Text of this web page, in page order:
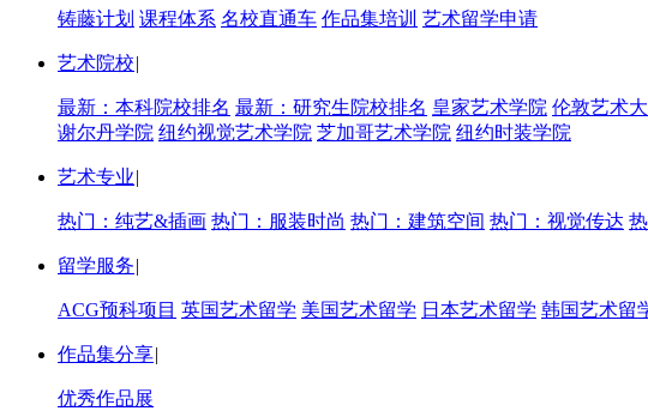
铸藤计划 课程体系 名校直通车 作品集培训 艺术留学申请
艺术院校|
最新：本科院校排名 最新：研究生院校排名 皇家艺术学院 伦敦艺术
谢尔丹学院 纽约视觉艺术学院 芝加哥艺术学院 纽约时装学院
艺术专业|
热门：纯艺&插画 热门：服装时尚 热门：建筑空间 热门：视觉传达
留学服务|
ACG预科项目 英国艺术留学 美国艺术留学 日本艺术留学 韩国艺术留
作品集分享|
优秀作品展